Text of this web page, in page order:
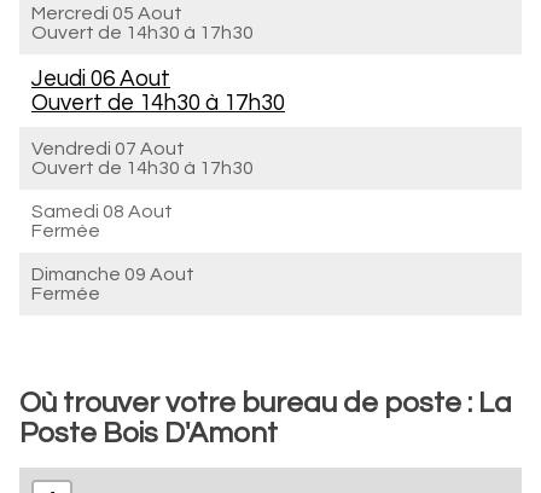
Mercredi 05 Aout
Ouvert de 14h30 à 17h30
Jeudi 06 Aout
Ouvert de 14h30 à 17h30
Vendredi 07 Aout
Ouvert de 14h30 à 17h30
Samedi 08 Aout
Fermée
Dimanche 09 Aout
Fermée
Où trouver votre bureau de poste : La
Poste Bois D'Amont